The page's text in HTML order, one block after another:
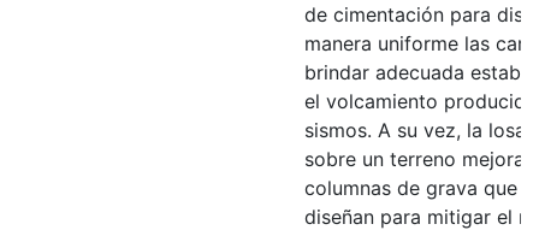
de cimentación para
manera uniforme las
brindar adecuada
el volcamiento
sismos. A su vez, la losa
sobre un terreno
columnas de grava que
diseñan para mitigar el